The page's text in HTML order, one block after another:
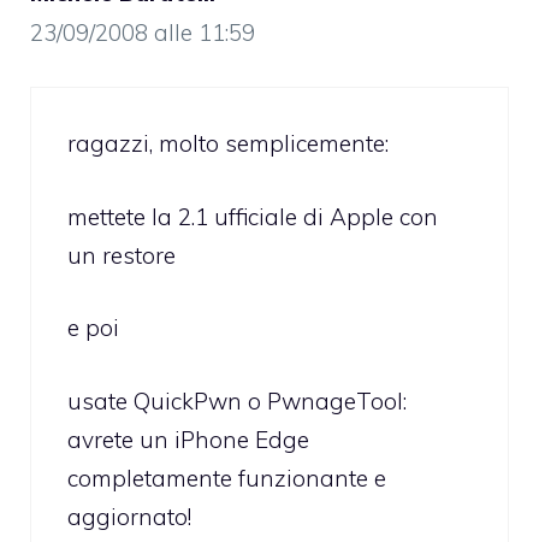
23/09/2008 alle 11:59
ragazzi, molto semplicemente:
mettete la 2.1 ufficiale di Apple con
un restore
e poi
usate QuickPwn o PwnageTool:
avrete un iPhone Edge
completamente funzionante e
aggiornato!